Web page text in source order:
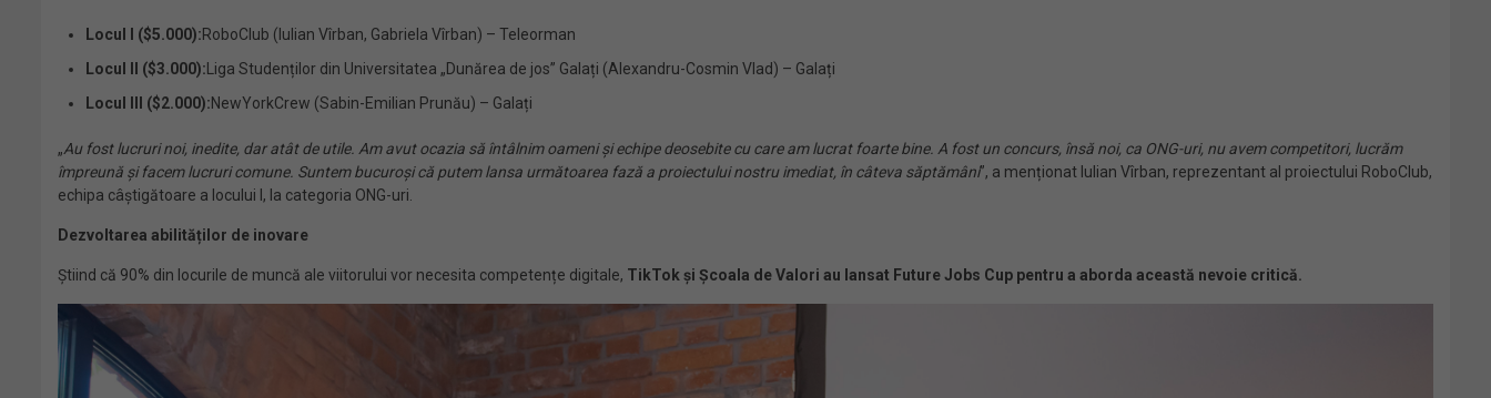
Locul I ($5.000):RoboClub (Iulian Vîrban, Gabriela Vîrban) – Teleorman
Locul II ($3.000): Liga Studenților din Universitatea „Dunărea de jos” Galați (Alexandru-Cosmin Vlad) – Galați
Locul III ($2.000):NewYorkCrew (Sabin-Emilian Prunău) – Galați
„Au fost lucruri noi, inedite, dar atât de utile. Am avut ocazia să întâlnim oameni și echipe deosebite cu care am lucrat foarte bine. A fost un concurs, însă noi, ca ONG-uri, nu avem competitori, lucrăm
împreună și facem lucruri comune. Suntem bucuroși că putem lansa următoarea fază a proiectului nostru imediat, în câteva săptămâni”, a menționat Iulian Vîrban, reprezentant al proiectului RoboClub,
echipa câștigătoare a locului I, la categoria ONG-uri.
Dezvoltarea abilităților de inovare
Știind că 90% din locurile de muncă ale viitorului vor necesita competențe digitale, TikTok și Școala de Valori au lansat Future Jobs Cup pentru a aborda această nevoie critică.